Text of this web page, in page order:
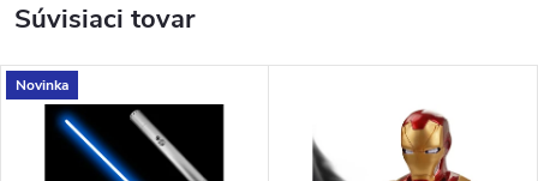
Súvisiaci tovar
Novinka